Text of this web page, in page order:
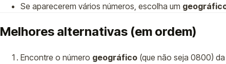
Se aparecerem vários números, escolha um
Melhores alternativas (em ordem)
Encontre o número geográfico (que não seja 0800)